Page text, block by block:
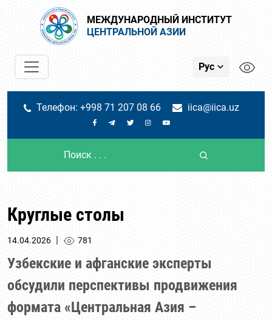
МЕЖДУНАРОДНЫЙ ИНСТИТУТ
ЦЕНТРАЛЬНОЙ АЗИИ
Рус
Телефон: +998 71 207 08 66 iica@iica.uz
Круглые столы
14.04.2026 | 781
Узбекские и афганские эксперты
обсудили перспективы продвижения
формата «Центральная Азия –